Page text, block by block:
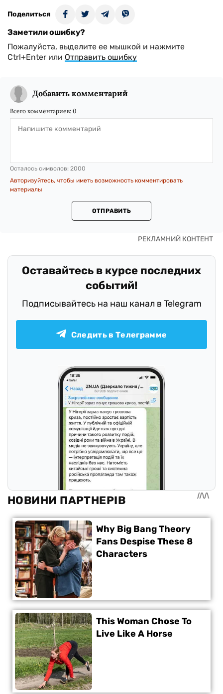
Поделиться
Заметили ошибку?
Пожалуйста, выделите ее мышкой и нажмите
Ctrl+Enter или Отправить ошибку
Добавить комментарий
Всего комментариев: 0
Осталось символов: 2000
Авторизуйтесь, чтобы иметь возможность комментировать
материалы
ОТПРАВИТЬ
Оставайтесь в курсе последних
событий!
Подписывайтесь на наш канал в Telegram
Следить в Телеграмме